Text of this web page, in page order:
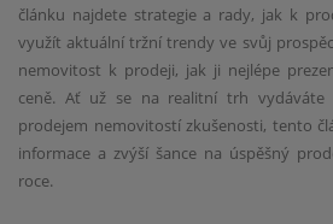
článku najdete strategie a rady, jak k
využít aktuální tržní trendy ve svůj
nemovitost k prodeji, jak ji nejlépe
ceně. Ať už se na realitní trh
prodejem nemovitostí zkušenosti, tento
informace a zvýší šance na úspěšný
roce.